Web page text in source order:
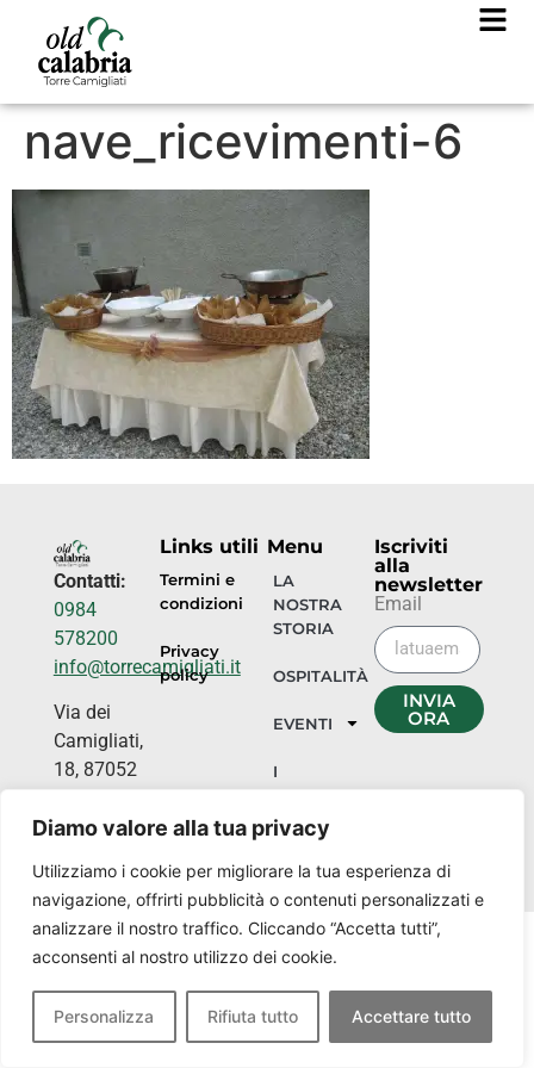
Diamo valore alla tua privacy
Utilizziamo i cookie per migliorare la tua esperienza di
navigazione, offrirti pubblicità o contenuti personalizzati e
analizzare il nostro traffico. Cliccando “Accetta tutti”,
acconsenti al nostro utilizzo dei cookie.
Personalizza Rifiuta tutto Accettare tutto
nave_ricevimenti-6
Contatti:
0984
578200
info@torrecamigliati.it
Via dei
Camigliati,
18, 87052
Silano CS
Links utili
Termini e
condizioni
Privacy
policy
Menu
LA
NOSTRA
STORIA
OSPITALITÀ
EVENTI
I
NOSTRI
LUOGHI
Iscriviti
alla
newsletter
Email
INVIA
ORA